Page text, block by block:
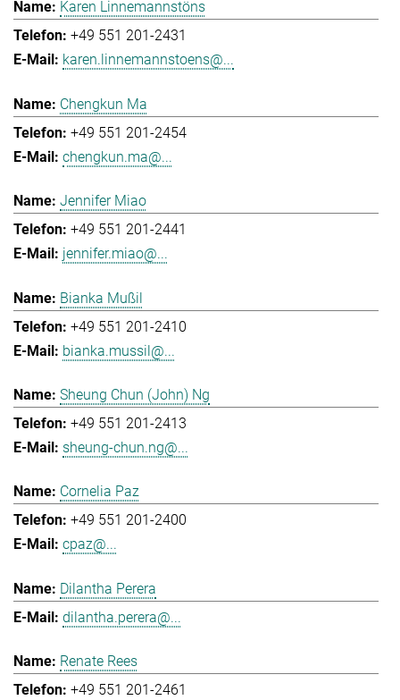
Karen Linnemannstöns
+49 551 201-2431
karen.linnemannstoens@...
Chengkun Ma
+49 551 201-2454
chengkun.ma@...
Jennifer Miao
+49 551 201-2441
jennifer.miao@...
Bianka Mußil
+49 551 201-2410
bianka.mussil@...
Sheung Chun (John) Ng
+49 551 201-2413
sheung-chun.ng@...
Cornelia Paz
+49 551 201-2400
cpaz@...
Dilantha Perera
dilantha.perera@...
Renate Rees
+49 551 201-2461